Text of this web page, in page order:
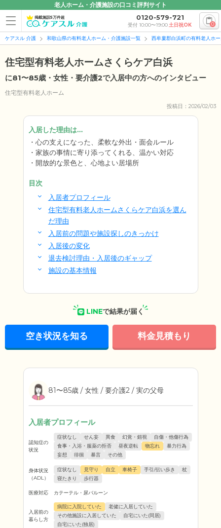
老人ホーム・介護施設の口コミ評判サイト
掲載施設5万件超 0120-579-721
受付 10:00〜19:00土日祝OK 0
ケアスル 介護 和歌山県の有料老人ホーム・介護施設一覧 西牟婁郡白浜町の有料老人ホ
住宅型有料老人ホームさくらケア白浜
に81〜85歳・女性・要介護2で入居中の方へのインタビュー
住宅型有料老人ホーム
投稿日：2026/02/03
入居した理由は...
心の支えになった、柔軟な外出・面会ルール
家族の事情に寄り添ってくれる、温かい対応
開放的な景色と、心地よい居場所
目次
入居者プロフィール
住宅型有料老人ホームさくらケア白浜を選ん
だ理由
入居前の問題や施設探しのきっかけ
入居後の変化
退去検討理由・入居後のギャップ
施設の基本情報
LINEで結果が届く
空き状況を知る 料金見積もり
81〜85歳 / 女性 / 要介護2 / 実の父母
入居者プロフィール
認知症の
状況
症状なし せん妄 異食 幻覚・錯視
自傷・他傷行為
食事・入浴・服薬の拒否
昼夜逆転 物忘れ
暴力行為
妄想
徘徊 暴言 その他
身体状況
（ADL）
症状なし 見守り 自立 車椅子 手引/伝い歩き
杖
寝たきり
歩行器
医療対応 カテーテル・尿バルーン
入居前の
暮らし方
病院に入院していた
老健に入居していた
その他施設に入居していた
自宅にいた(同居)
自宅にいた(独居)